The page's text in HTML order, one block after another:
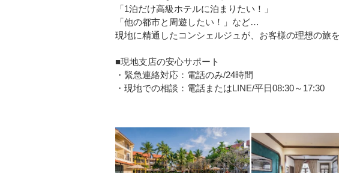
「1泊だけ高級ホテルに泊まりたい！」
「他の都市と周遊したい！」など…
現地に精通したコンシェルジュが、お客様の理想の旅
■現地支店の安心サポート
・緊急連絡対応：電話のみ/24時間
・現地での相談：電話またはLINE/平日08:30～17:30